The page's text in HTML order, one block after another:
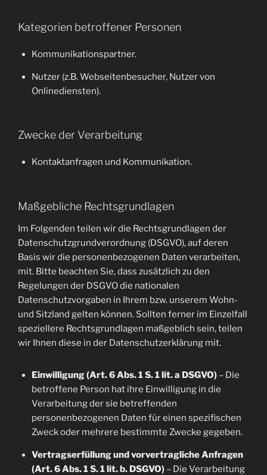
Kategorien betroffener Personen
Kommunikationspartner.
Nutzer (z.B. Webseitenbesucher, Nutzer von
Onlinediensten).
Zwecke der Verarbeitung
Kontaktanfragen und Kommunikation.
Maßgebliche Rechtsgrundlagen
Im Folgenden teilen wir die Rechtsgrundlagen der
Datenschutzgrundverordnung (DSGVO), auf deren
Basis wir die personenbezogenen Daten verarbeiten,
mit. Bitte beachten Sie, dass zusätzlich zu den
Regelungen der DSGVO die nationalen
Datenschutzvorgaben in Ihrem bzw. unserem Wohn-
und Sitzland gelten können. Sollten ferner im Einzelfall
speziellere Rechtsgrundlagen maßgeblich sein, teilen
wir Ihnen diese in der Datenschutzerklärung mit.
Einwilligung (Art. 6 Abs. 1 S. 1 lit. a DSGVO)– Die
betroffene Person hat ihre Einwilligung in die
Verarbeitung der sie betreffenden
personenbezogenen Daten für einen spezifischen
Zweck oder mehrere bestimmte Zwecke gegeben.
Vertragserfüllung und vorvertragliche Anfragen
(Art. 6 Abs. 1 S. 1 lit. b. DSGVO)– Die Verarbeitung